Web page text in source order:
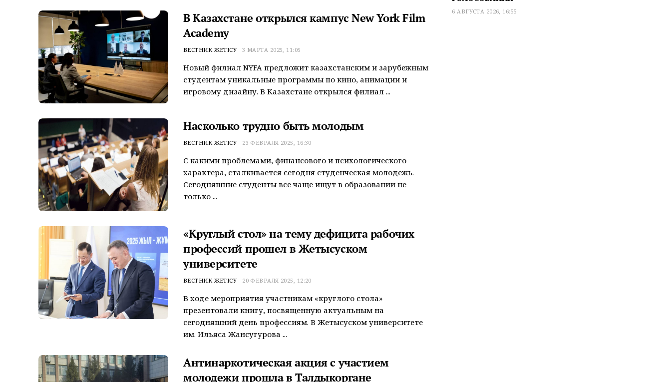
В Казахстане открылся кампус New York Film
Academy
ВЕСТНИК ЖЕТІСУ 3 МАРТА 2025, 11:05
Новый филиал NYFA предложит казахстанским и зарубежным
студентам уникальные программы по кино, анимации и
игровому дизайну. В Казахстане открылся филиал ...
Насколько трудно быть молодым
ВЕСТНИК ЖЕТІСУ 23 ФЕВРАЛЯ 2025, 16:30
С какими проблемами, финансового и психологического
характера, сталкивается сегодня студенческая молодежь.
Сегодняшние студенты все чаще ищут в образовании не
только ...
«Круглый стол» на тему дефицита рабочих
профессий прошел в Жетысуском
университете
ВЕСТНИК ЖЕТІСУ 20 ФЕВРАЛЯ 2025, 12:20
В ходе мероприятия участникам «круглого стола»
презентовали книгу, посвященную актуальным на
сегодняшний день профессиям. В Жетысуском университете
им. Ильяса Жансугурова ...
Антинаркотическая акция с участием
молодежи прошла в Талдыкоргане
6 АВГУСТА 2026, 16:55